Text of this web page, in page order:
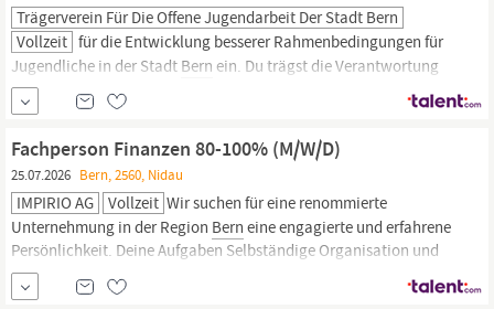
Trägerverein Für Die Offene Jugendarbeit Der Stadt Bern
Vollzeit für die Entwicklung besserer Rahmenbedingungen für
Jugendliche in der Stadt Bern ein. Du trägst die Verantwortung
für die Kommunikation und die
und Ressourcenplanung
der Stadtteile 2 und 3. Du gestaltest toj-interne Weiterbildungen
und Workshops zusammen mit der Geschäftsstelle. Als Mitglied
des Geschäftsleitungsgremiums...
Fachperson Finanzen 80-100% (M/W/D)
25.07.2026 Bern, 2560, Nidau
IMPIRIO AG Vollzeit Wir suchen für eine renommierte
Unternehmung in der Region Bern eine engagierte und erfahrene
Persönlichkeit. Deine Aufgaben Selbständige Organisation und
Führung der
Finanz-
des Controllings Kompetente Ansprechperson für sämtliche